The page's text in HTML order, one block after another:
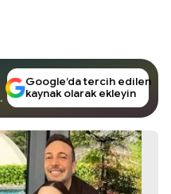
Google’da tercih edilen
kaynak olarak ekleyin